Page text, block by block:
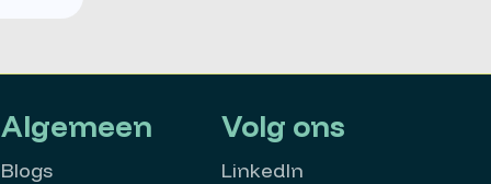
Algemeen
Blogs
Volg ons
LinkedIn